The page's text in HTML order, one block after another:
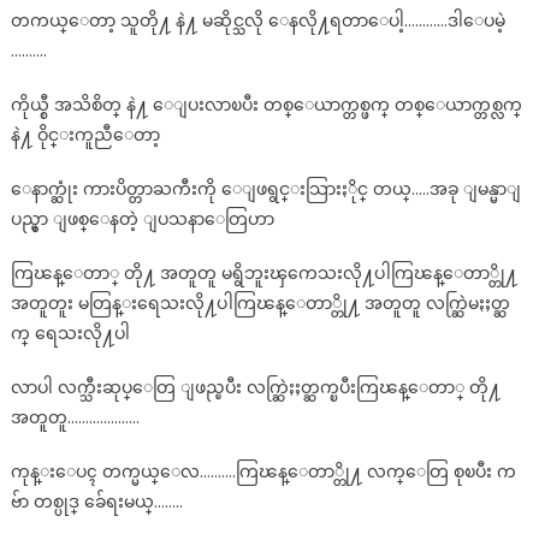
တကယ္ေတာ့ သူတို႔ နဲ႔ မဆိုင္သလို ေနလို႔ရတာေပါ့…………ဒါေပမဲ့
……….
ကိုယ္စီ အသိစိတ္ နဲ႔ ေျပးလာၿပီး တစ္ေယာက္တစ္ဖက္ တစ္ေယာက္တစ္လက္
နဲ႔ ဝိုင္းကူညီေတာ့
ေနာက္ဆုံး ကားပိတ္တာႀကီးကို ေျဖရွင္းသြားႏိုင္ တယ္…..အခု ျမန္မာျ
ပည္မွာ ျဖစ္ေနတဲ့ ျပသနာေတြဟာ
ကြၽန္ေတာ္ တို႔ အတူတူ မရွိဘူးၾကေသးလို႔ပါကြၽန္ေတာ္တို႔
အတူတူး မတြန္းရေသးလို႔ပါကြၽန္ေတာ္တို႔ အတူတူ လက္ဆြဲမႏႈတ္ဆ
က္ ရေသးလို႔ပါ
လာပါ လက္သီးဆုပ္ေတြ ျဖည္ၿပီး လက္ဆြဲႏႈတ္ဆက္ၿပီးကြၽန္ေတာ္ တို႔
အတူတူ………………..
ကုန္းေပၚ တက္မယ္ေလ……….ကြၽန္ေတာ္တို႔ လက္ေတြ စုၿပီး က
ဗ်ာ တစ္ပုဒ္ ခ်ေရးမယ္……..